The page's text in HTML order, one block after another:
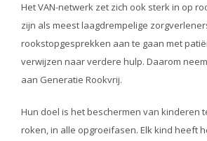
Het VAN-netwerk zet zich ook sterk in op
zijn als meest laagdrempelige
rookstopgesprekken aan te gaan met
verwijzen naar verdere hulp. Daarom
aan Generatie Rookvrij.
Hun doel is het beschermen van kinderen
roken, in alle opgroeifasen. Elk kind heeft